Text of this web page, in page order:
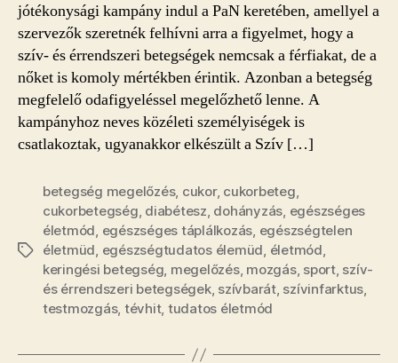
jótékonysági kampány indul a PaN keretében, amellyel a
szervezők szeretnék felhívni arra a figyelmet, hogy a
szív- és érrendszeri betegségek nemcsak a férfiakat, de a
nőket is komoly mértékben érintik. Azonban a betegség
megfelelő odafigyeléssel megelőzhető lenne. A
kampányhoz neves közéleti személyiségek is
csatlakoztak, ugyanakkor elkészült a Szív […]
Címkék
betegség megelőzés, cukor, cukorbeteg,
cukorbetegség, diabétesz, dohányzás, egészséges
életmód, egészséges táplálkozás, egészségtelen
életmüd, egészségtudatos élemüd, életmód,
keringési betegség, megelőzés, mozgás, sport, szív-
és érrendszeri betegségek, szívbarát, szívinfarktus,
testmozgás, tévhit, tudatos életmód